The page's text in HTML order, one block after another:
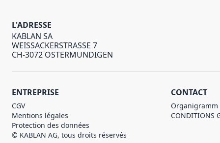
L'ADRESSE
KABLAN SA
WEISSACKERSTRASSE 7
CH-3072 OSTERMUNDIGEN
ENTREPRISE
CGV
Mentions légales
Protection des données
© KABLAN AG, tous droits réservés
CONTACT
Organigramm
CONDITIONS